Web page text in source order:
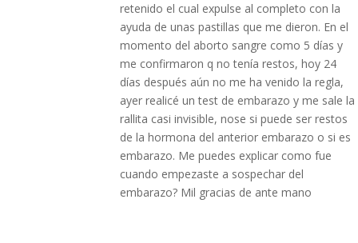
retenido el cual expulse al completo con la
ayuda de unas pastillas que me dieron. En el
momento del aborto sangre como 5 días y
me confirmaron q no tenía restos, hoy 24
días después aún no me ha venido la regla,
ayer realicé un test de embarazo y me sale la
rallita casi invisible, nose si puede ser restos
de la hormona del anterior embarazo o si es
embarazo. Me puedes explicar como fue
cuando empezaste a sospechar del
embarazo? Mil gracias de ante mano